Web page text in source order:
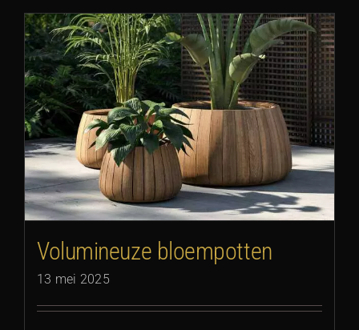
Volumineuze bloempotten
13 mei 2025